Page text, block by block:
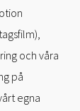
och våra
på
egna